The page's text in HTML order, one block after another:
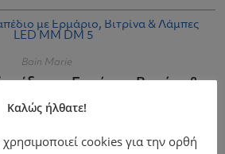
Bain Marie
με Ερμάριο, Βιτρίνα &
LED MM DM 5
Καλώς ήλθατε!
cookies για την ορθή